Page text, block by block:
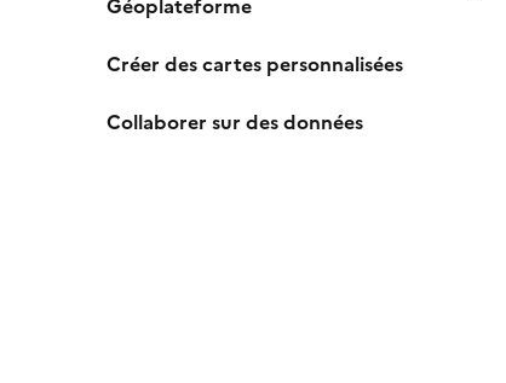
Géoplateforme
Créer des cartes personnalisées
Collaborer sur des données